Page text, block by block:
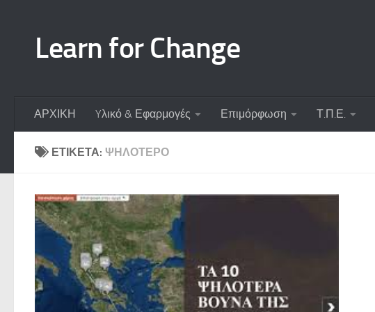
Learn for Change
ΑΡΧΙΚΗ Yλικό & Εφαρμογές Επιμόρφωση Τ.Π.Ε.
ΕΤΙΚΈΤΑ: ΨΗΛΌΤΕΡΟ